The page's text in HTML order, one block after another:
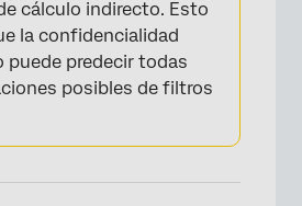
cálculo indirecto. Esto
la confidencialidad
puede predecir todas
posibles de filtros